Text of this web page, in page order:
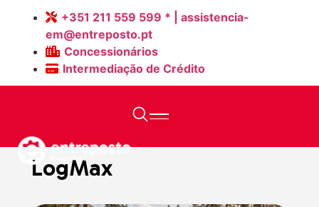
+351 211 559 599 * | assistencia-
em@entreposto.pt
Concessionários
Intermediação de Crédito
LogMax
LogMax